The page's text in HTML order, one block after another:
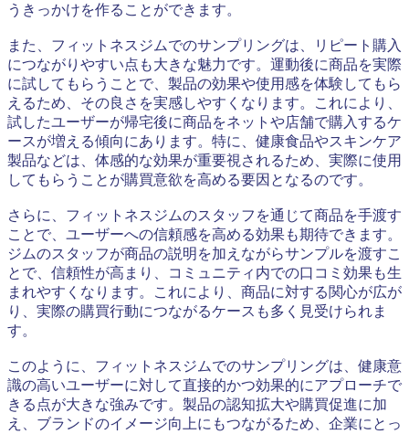
うきっかけを作ることができます。
また、フィットネスジムでのサンプリングは、リピート購入
につながりやすい点も大きな魅力です。運動後に商品を実際
に試してもらうことで、製品の効果や使用感を体験してもら
えるため、その良さを実感しやすくなります。これにより、
試したユーザーが帰宅後に商品をネットや店舗で購入するケ
ースが増える傾向にあります。特に、健康食品やスキンケア
製品などは、体感的な効果が重要視されるため、実際に使用
してもらうことが購買意欲を高める要因となるのです。
さらに、フィットネスジムのスタッフを通じて商品を手渡す
ことで、ユーザーへの信頼感を高める効果も期待できます。
ジムのスタッフが商品の説明を加えながらサンプルを渡すこ
とで、信頼性が高まり、コミュニティ内での口コミ効果も生
まれやすくなります。これにより、商品に対する関心が広が
り、実際の購買行動につながるケースも多く見受けられま
す。
このように、フィットネスジムでのサンプリングは、健康意
識の高いユーザーに対して直接的かつ効果的にアプローチで
きる点が大きな強みです。製品の認知拡大や購買促進に加
え、ブランドのイメージ向上にもつながるため、企業にとっ